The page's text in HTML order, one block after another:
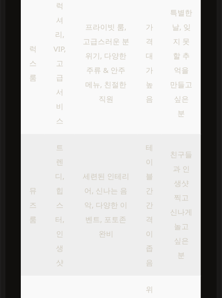
럭
스
룸
럭
셔
리,
VIP,
고
급
서
비
스
프라이빗 룸,
고급스러운 분
위기, 다양한
주류 & 안주
메뉴, 친절한
직원
가
격
대
가
높
음
특별한
날, 잊
지 못
할 추
억을
만들고
싶은
분
뮤
즈
룸
트
렌
디,
힙
스
터,
인
생
샷
세련된 인테리
어, 신나는 음
악, 다양한 이
벤트, 포토존
완비
테
이
블
간
간
격
이
좁
음
친구들
과 인
생샷
찍고
신나게
놀고
싶은
분
위